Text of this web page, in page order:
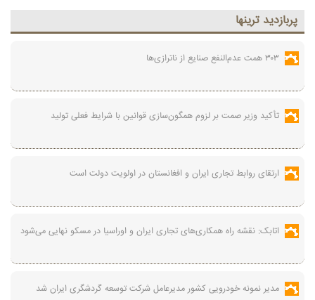
پربازديد ترينها
۳۰۳ همت عدم‌النفع صنایع از ناترازی‌ها
تأکید وزیر صمت بر لزوم همگون‌سازی قوانین با شرایط فعلی تولید
ارتقای روابط تجاری ایران و افغانستان در اولویت دولت است
اتابک: نقشه راه همکاری‌های تجاری ایران و اوراسیا در مسکو نهایی می‌شود
مدیر نمونه خودرویی کشور مدیرعامل شرکت توسعه گردشگری ایران شد